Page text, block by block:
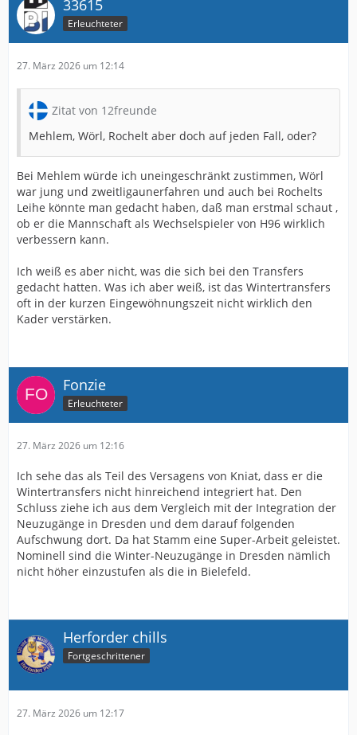
33615
Erleuchteter
27. März 2026 um 12:14
Zitat von 12freunde
Mehlem, Wörl, Rochelt aber doch auf jeden Fall, oder?
Bei Mehlem würde ich uneingeschränkt zustimmen, Wörl
war jung und zweitligaunerfahren und auch bei Rochelts
Leihe könnte man gedacht haben, daß man erstmal schaut ,
ob er die Mannschaft als Wechselspieler von H96 wirklich
verbessern kann.
Ich weiß es aber nicht, was die sich bei den Transfers
gedacht hatten. Was ich aber weiß, ist das Wintertransfers
oft in der kurzen Eingewöhnungszeit nicht wirklich den
Kader verstärken.
Fonzie
Erleuchteter
27. März 2026 um 12:16
Ich sehe das als Teil des Versagens von Kniat, dass er die
Wintertransfers nicht hinreichend integriert hat. Den
Schluss ziehe ich aus dem Vergleich mit der Integration der
Neuzugänge in Dresden und dem darauf folgenden
Aufschwung dort. Da hat Stamm eine Super-Arbeit geleistet.
Nominell sind die Winter-Neuzugänge in Dresden nämlich
nicht höher einzustufen als die in Bielefeld.
Herforder chills
Fortgeschrittener
27. März 2026 um 12:17